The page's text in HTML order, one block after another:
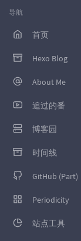
导航
首页
Hexo Blog
About Me
追过的番
博客园
时间线
GitHub (Part)
Periodicity
站点工具